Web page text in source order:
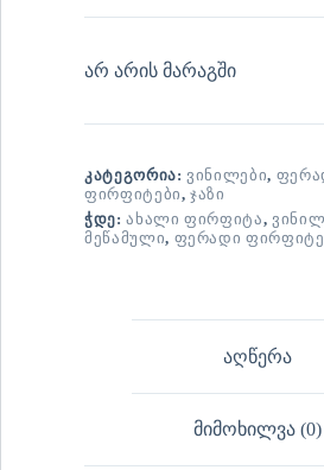
არ არის მარაგში
ᲙᲐᲢᲔᲒᲝᲠᲘᲐ:ᲕᲘᲜᲘᲚᲔᲑᲘ,
ᲤᲘᲠᲤᲘᲢᲔᲑᲘ,ᲯᲐᲖᲘ
ᲭᲓᲔ:ᲐᲮᲐᲚᲘ ᲤᲘᲠᲤᲘᲢᲐ,
ᲛᲔᲬᲐᲛᲣᲚᲘ, ᲤᲔᲠᲐᲓᲘ
აღწერა
მიმოხილვა (0)